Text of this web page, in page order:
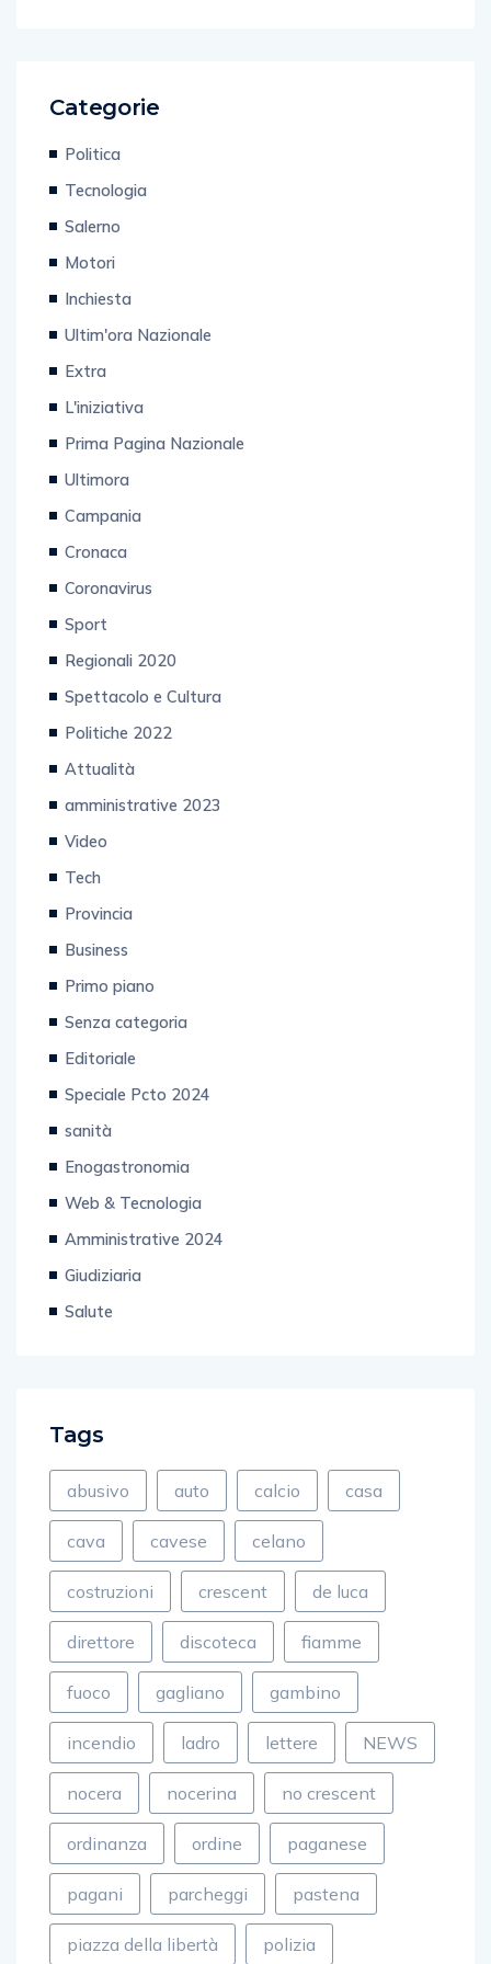
Categorie
Politica
Tecnologia
Salerno
Motori
Inchiesta
Ultim'ora Nazionale
Extra
L'iniziativa
Prima Pagina Nazionale
Ultimora
Campania
Cronaca
Coronavirus
Sport
Regionali 2020
Spettacolo e Cultura
Politiche 2022
Attualità
amministrative 2023
Video
Tech
Provincia
Business
Primo piano
Senza categoria
Editoriale
Speciale Pcto 2024
sanità
Enogastronomia
Web & Tecnologia
Amministrative 2024
Giudiziaria
Salute
Tags
abusivo auto calcio casa
cava cavese celano
costruzioni crescent de luca
direttore discoteca fiamme
fuoco gagliano gambino
incendio ladro lettere NEWS
nocera nocerina no crescent
ordinanza ordine paganese
pagani parcheggi pastena
piazza della libertà polizia